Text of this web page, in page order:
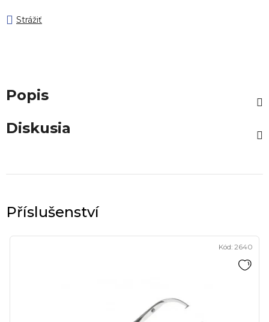
Strážiť
Popis
Diskusia
Kód: 2640